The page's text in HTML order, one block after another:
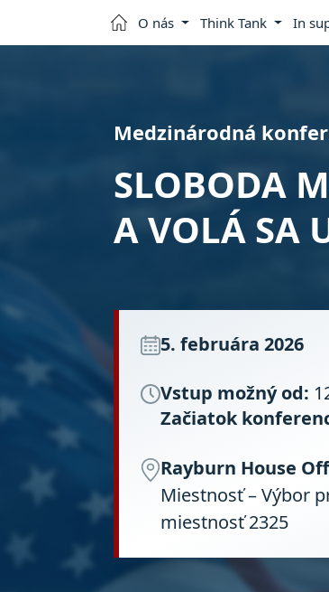
O nás Think Tank In
Medzinárodná
SLOBODA
A VOLÁ SA
5. februára 2026
Vstup možný od:
Začiatok
Rayburn House
Miestnosť – Výbor
miestnosť 2325